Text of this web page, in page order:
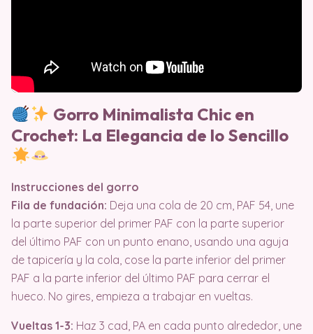
Gorro Minimalista Chic en
Crochet: La Elegancia de lo Sencillo
Instrucciones del gorro
Fila de fundación: Deja una cola de 20 cm, PAF 54, une
la parte superior del primer PAF con la parte superior
del último PAF con un punto enano, usando una aguja
de tapicería y la cola, cose la parte inferior del primer
PAF a la parte inferior del último PAF para cerrar el
hueco. No gires, empieza a trabajar en vueltas.
Vueltas 1-3: Haz 3 cad, PA en cada punto alrededor, une